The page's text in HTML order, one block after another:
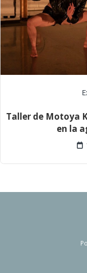
Taller de Motoya
en la